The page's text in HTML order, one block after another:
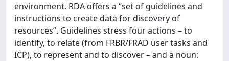
environment. RDA offers a “set of guidelines and
instructions to create data for discovery of
resources”. Guidelines stress four actions – to
identify, to relate (from FRBR/FRAD user tasks and
ICP), to represent and to discover – and a noun: